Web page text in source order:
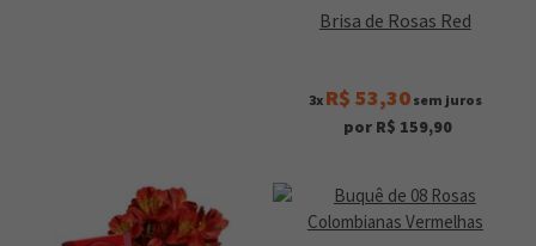
Brisa de Rosas Red
3x R$ 53,30sem juros
por R$ 159,90